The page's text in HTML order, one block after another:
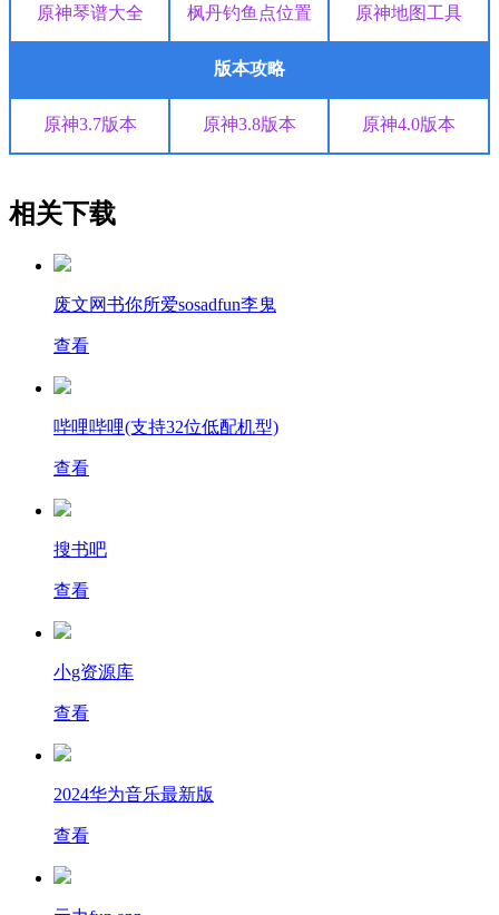
原神琴谱大全 枫丹钓鱼点位置 原神地图 工具
版本攻略
原神3.7版本 原神3.8版本 原神4.0版本
相关下载
废文网书你所爱sosadfun李鬼
查看
哔哩哔哩(支持32位低配机型)
查看
搜书吧
查看
小g资源库
查看
2024华为音乐最新版
查看